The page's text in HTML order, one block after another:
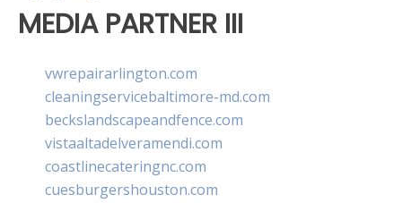
MEDIA PARTNER III
vwrepairarlington.com
cleaningservicebaltimore-md.com
beckslandscapeandfence.com
vistaaltadelveramendi.com
coastlinecateringnc.com
cuesburgershouston.com